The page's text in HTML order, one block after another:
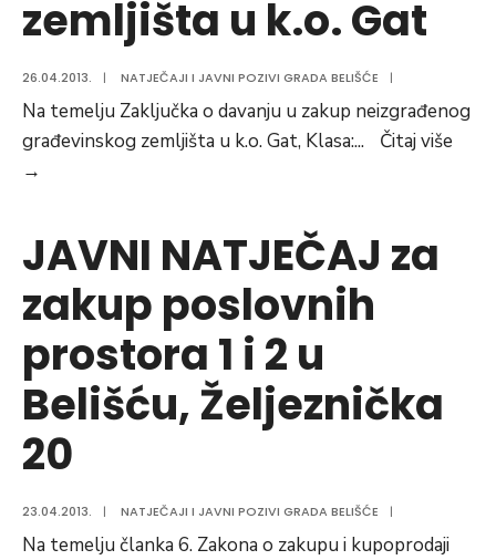
zemljišta u k.o. Gat
26.04.2013. | NATJEČAJI I JAVNI POZIVI GRADA BELIŠĆE |
Na temelju Zaključka o davanju u zakup neizgrađenog
građevinskog zemljišta u k.o. Gat, Klasa:...
Čitaj više
→
davanju
u
zakup
neizgrađenog
građevinskog
zemljišta
u
k.o.
JAVNI NATJEČAJ za
zakup poslovnih
prostora 1 i 2 u
Belišću, Željeznička
20
23.04.2013. | NATJEČAJI I JAVNI POZIVI GRADA BELIŠĆE |
Na temelju članka 6. Zakona o zakupu i kupoprodaji